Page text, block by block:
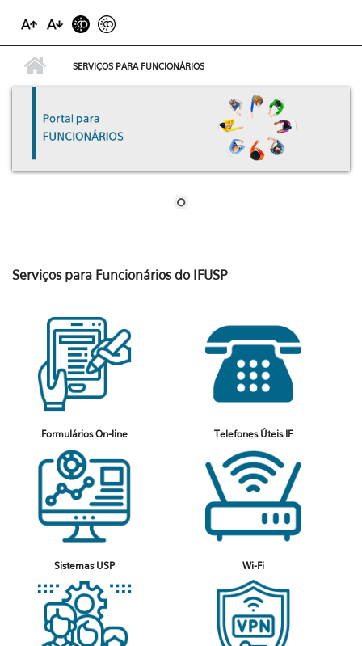
SERVIÇOS PARA FUNCIONÁRIOS
Serviços para Funcionários do IFUSP
Formulários On-line
Sistemas USP
Telefones Úteis IF
Wi-Fi